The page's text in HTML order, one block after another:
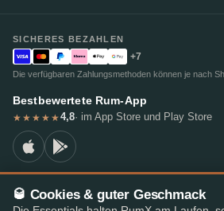
SICHERES BEZAHLEN
+7
Die verfügbaren Zahlungsmethoden können je nach
Bestbewertete Rum-App
★★★★★4,8· im App Store und Play Store
© 2026 RumX
🥃 Cookies & guter Geschmack